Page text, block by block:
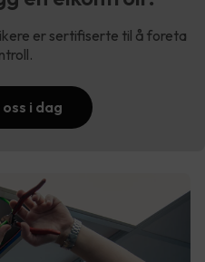
er sertifiserte til å foreta
i dag